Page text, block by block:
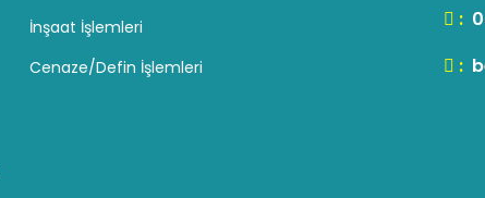
İnşaat İşlemleri
Cenaze/Defin İşlemleri
:
: